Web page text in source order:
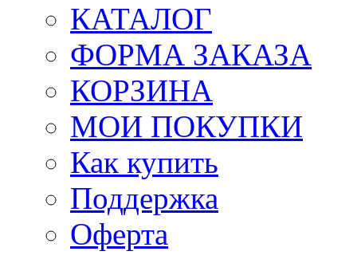
КАТАЛОГ
ФОРМА ЗАКАЗА
КОРЗИНА
МОИ ПОКУПКИ
Как купить
Поддержка
Оферта